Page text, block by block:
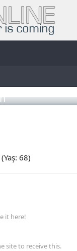
68)
it here!
site to receive this.